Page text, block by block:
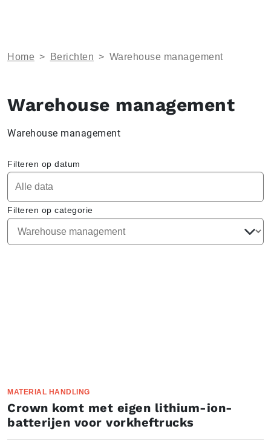
Home > Berichten > Warehouse management
Warehouse management
Warehouse management
Filteren op datum
Filteren op categorie
MATERIAL HANDLING
Crown komt met eigen lithium-ion-
batterijen voor vorkheftrucks